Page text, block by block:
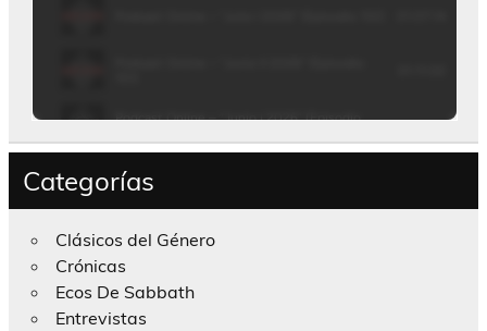
Categorías
Clásicos del Género
Crónicas
Ecos De Sabbath
Entrevistas